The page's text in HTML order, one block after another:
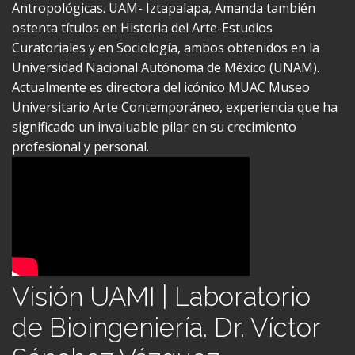
Egresada con orgullo del Posgrado en Ciencias
Antropológicas. UAM- Iztapalapa, Amanda también
ostenta títulos en Historia del Arte-Estudios
Curatoriales y en Sociología, ambos obtenidos en la
Universidad Nacional Autónoma de México (UNAM).
Actualmente es directora del icónico MUAC Museo
Universitario Arte Contemporáneo, experiencia que ha
significado un invaluable pilar en su crecimiento
Visión UAMI | Laboratorio
de Bioingeniería. Dr. Víctor